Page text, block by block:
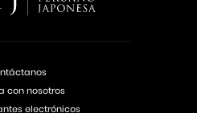
con nosotros
electrónicos